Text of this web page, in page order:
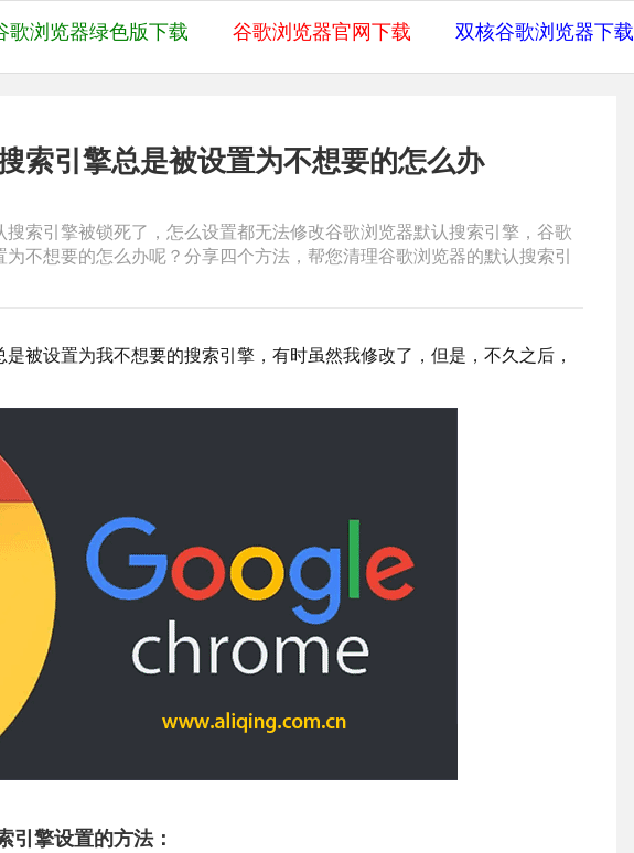
歌浏览器绿色版下载 谷歌浏览器官网下载 双核谷歌浏览器下载
索引擎总是被设置为不想要的怎么办
索引擎被锁死了，怎么设置都无法修改谷歌浏览器默认搜索引擎，谷歌
不想要的怎么办呢？分享四个方法，帮您清理谷歌浏览器的默认搜索引
被设置为我不想要的搜索引擎，有时虽然我修改了，但是，不久之后，
引擎设置的方法：